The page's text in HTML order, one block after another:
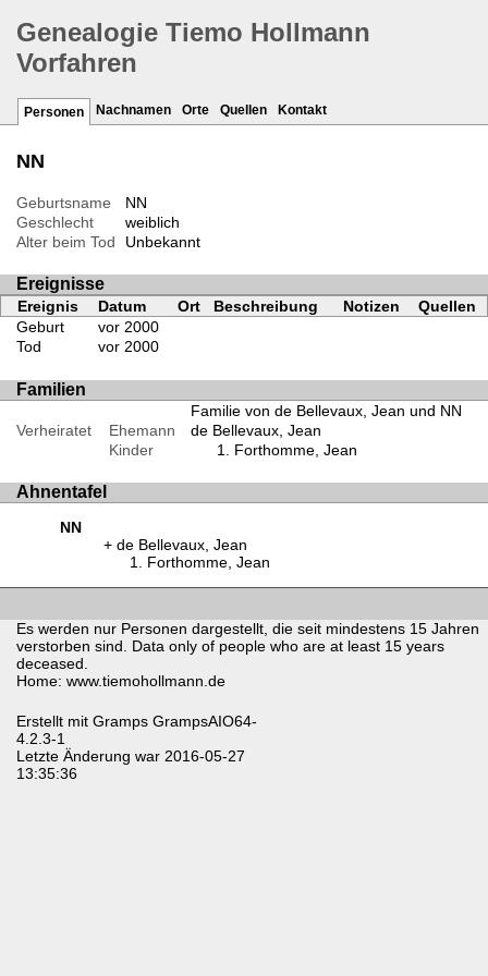
Genealogie Tiemo Hollmann
Vorfahren
Personen Nachnamen Orte Quellen Kontakt
NN
Geburtsname
NN
Geschlecht
weiblich
Alter beim Tod
Unbekannt
Ereignisse
Ereignis Datum Ort Beschreibung Notizen
Quellen
Geburt
vor 2000
Tod
vor 2000
Familien
Familie von de Bellevaux, Jean und NN
Verheiratet
Ehemann
de Bellevaux, Jean
Kinder
Forthomme, Jean
Ahnentafel
NN
de Bellevaux, Jean
Forthomme, Jean
Es werden nur Personen dargestellt, die seit mindestens 15 Jahren
verstorben sind. Data only of people who are at least 15 years
deceased.
Home: www.tiemohollmann.de
Erstellt mit Gramps GrampsAIO64-
4.2.3-1
Letzte Änderung war 2016-05-27
13:35:36